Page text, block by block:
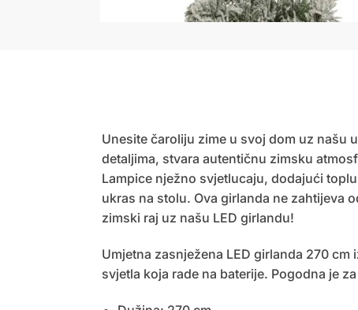
Unesite čaroliju zime u svoj dom uz našu
detaljima, stvara autentičnu zimsku
Lampice nježno svjetlucaju, dodajući
ukras na stolu. Ova girlanda ne zahtijeva
zimski raj uz našu LED girlandu!
Umjetna zasnježena LED girlanda 270
svjetla koja rade na baterije. Pogodna je